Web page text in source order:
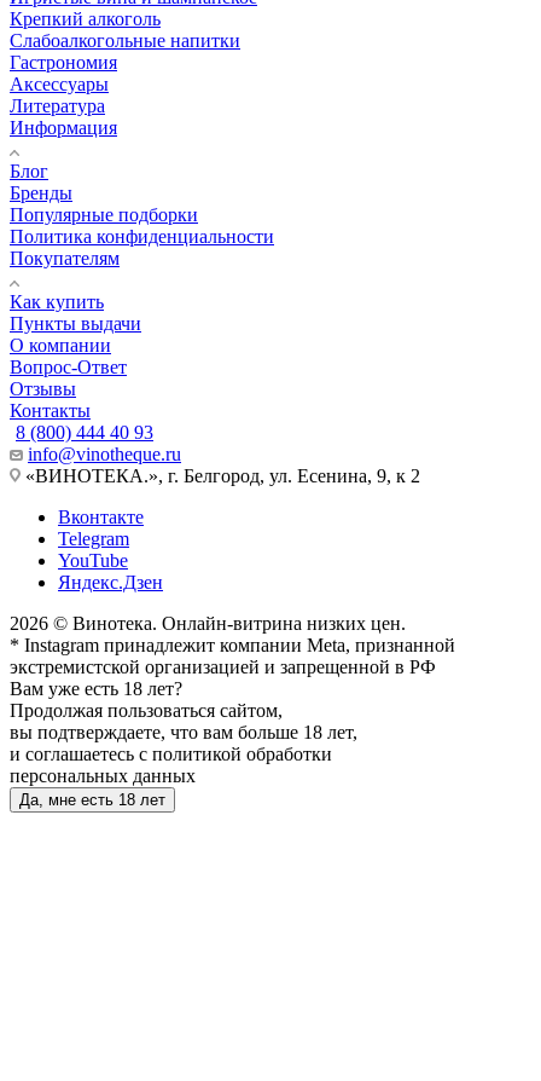
Крепкий алкоголь
Слабоалкогольные напитки
Гастрономия
Аксессуары
Литература
Информация
Блог
Бренды
Популярные подборки
Политика конфиденциальности
Покупателям
Как купить
Пункты выдачи
О компании
Вопрос-Ответ
Отзывы
Контакты
8 (800) 444 40 93
info@vinotheque.ru
«ВИНОТЕКА.», г. Белгород, ул. Есенина, 9, к 2
Вконтакте
Telegram
YouTube
Яндекс.Дзен
2026 © Винотека. Онлайн-витрина низких цен.
* Instagram принадлежит компании Meta, признанной
экстремистской организацией и запрещенной в РФ
Вам уже есть 18 лет?
Продолжая пользоваться сайтом,
вы подтверждаете, что вам больше 18 лет,
и соглашаетесь с политикой обработки
персональных данных
Да, мне есть 18 лет